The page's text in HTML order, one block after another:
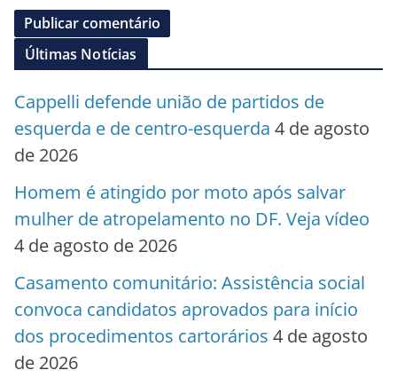
Últimas Notícias
Cappelli defende união de partidos de
esquerda e de centro-esquerda 4 de agosto
de 2026
Homem é atingido por moto após salvar
mulher de atropelamento no DF. Veja vídeo
4 de agosto de 2026
Casamento comunitário: Assistência social
convoca candidatos aprovados para início
dos procedimentos cartorários 4 de agosto
de 2026